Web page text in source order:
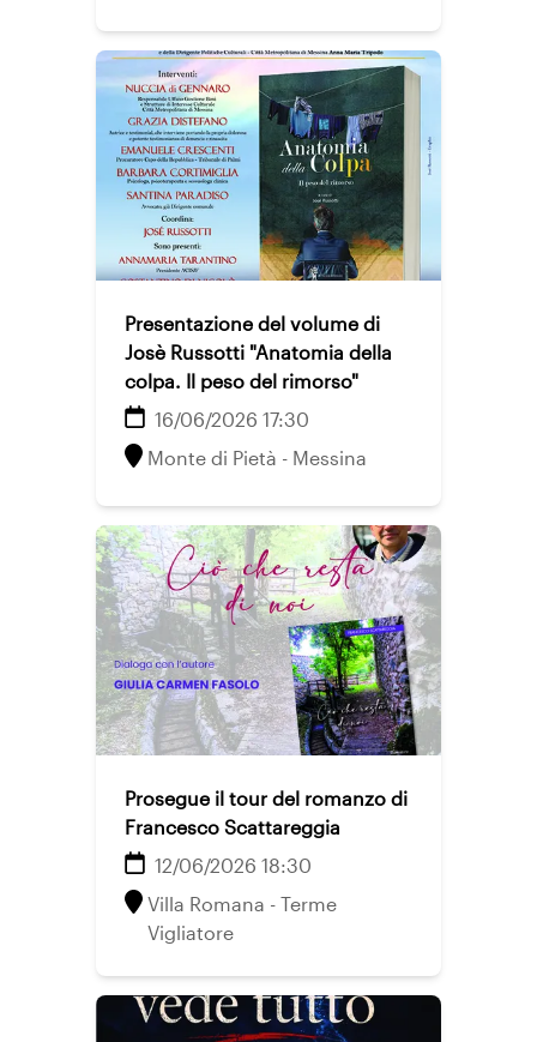
Presentazione del volume di
Josè Russotti "Anatomia della
colpa. Il peso del rimorso"
16/06/2026 17:30
Monte di Pietà - Messina
Prosegue il tour del romanzo di
Francesco Scattareggia
12/06/2026 18:30
Villa Romana - Terme
Vigliatore